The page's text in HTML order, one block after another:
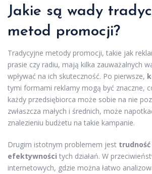
Jakie są wady
metod promocji?
Tradycyjne metody promocji, takie jak
prasie czy radiu, mają kilka zauważalnych
wpływać na ich skuteczność. Po pierwsze,
tymi formami reklamy mogą być znaczne,
każdy przedsiębiorca może sobie na nie
zwłaszcza małych i średnich, może
znalezieniu budżetu na takie kampanie.
Drugim istotnym problemem jest
efektywności tych działań. W
internetowych, gdzie można łatwo